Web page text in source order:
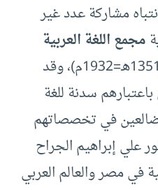
مشاركة عدد غير
مجمع اللغة العربية
منذ إنشائه سنة (1351هـ=1932م)، وقد
سدنة للغة
في تخصصاتهم
علي إبراهيم الجراح
في مصر والعالم العربي